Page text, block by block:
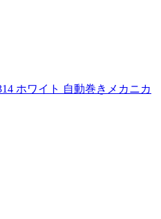
ホワイト 自動巻きメカニカ